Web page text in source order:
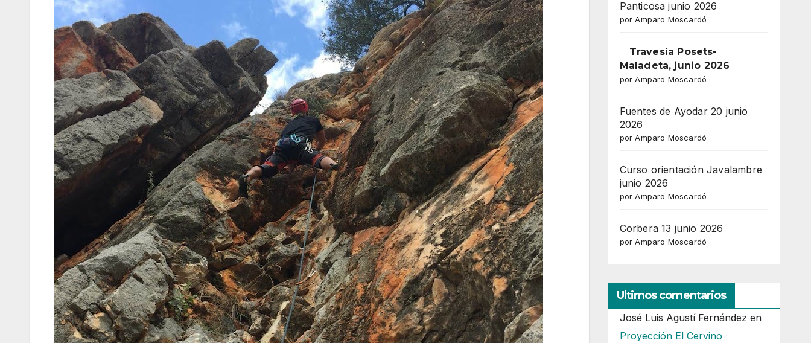
Panticosa junio 2026
por Amparo Moscardó
Travesía Posets-
Maladeta, junio 2026
por Amparo Moscardó
Fuentes de Ayodar 20 junio
2026
por Amparo Moscardó
Curso orientación Javalambre
junio 2026
por Amparo Moscardó
Corbera 13 junio 2026
por Amparo Moscardó
Ultimos comentarios
José Luis Agustí Fernández en
Proyección El Cervino